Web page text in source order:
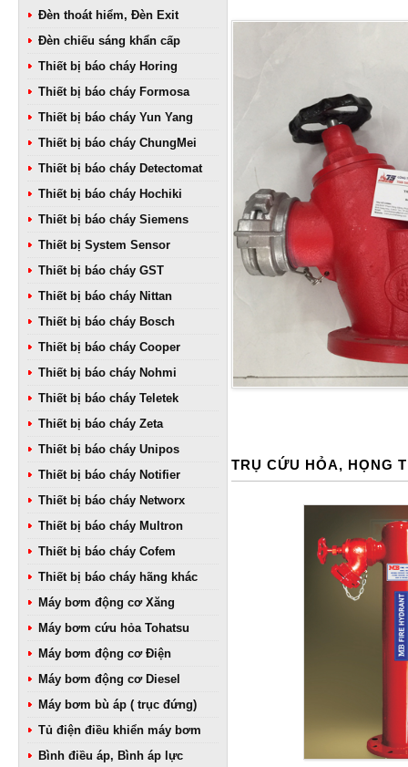
Đèn thoát hiểm, Đèn Exit
Đèn chiếu sáng khẩn cấp
Thiết bị báo cháy Horing
Thiết bị báo cháy Formosa
Thiết bị báo cháy Yun Yang
Thiết bị báo cháy ChungMei
Thiết bị báo cháy Detectomat
Thiết bị báo cháy Hochiki
Thiết bị báo cháy Siemens
Thiết bị System Sensor
Thiết bị báo cháy GST
Thiết bị báo cháy Nittan
Thiết bị báo cháy Bosch
Thiết bị báo cháy Cooper
Thiết bị báo cháy Nohmi
Thiết bị báo cháy Teletek
Thiết bị báo cháy Zeta
Thiết bị báo cháy Unipos
Thiết bị báo cháy Notifier
Thiết bị báo cháy Networx
Thiết bị báo cháy Multron
Thiết bị báo cháy Cofem
Thiết bị báo cháy hãng khác
Máy bơm động cơ Xăng
Máy bơm cứu hỏa Tohatsu
Máy bơm động cơ Điện
Máy bơm động cơ Diesel
Máy bơm bù áp ( trục đứng)
Tủ điện điều khiển máy bơm
Bình điều áp, Bình áp lực
TRỤ CỨU HỎA, HỌNG